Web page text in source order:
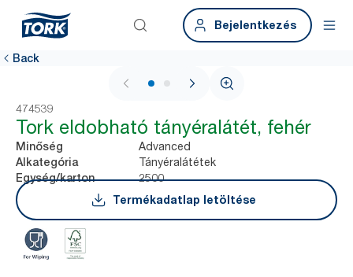
Bejelentkezés
Back
1 / 2
474539
Tork eldobható tányéralátét, fehér
Minőség Advanced
Alkategória Tányéralátétek
Egység/karton
2500
Termékadatlap letöltése